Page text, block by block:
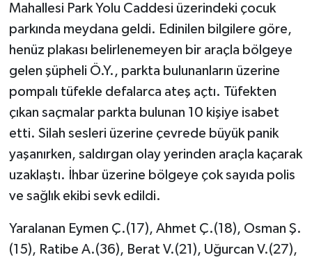
Mahallesi Park Yolu Caddesi üzerindeki çocuk
parkında meydana geldi. Edinilen bilgilere göre,
henüz plakası belirlenemeyen bir araçla bölgeye
gelen şüpheli Ö.Y., parkta bulunanların üzerine
pompalı tüfekle defalarca ateş açtı. Tüfekten
çıkan saçmalar parkta bulunan 10 kişiye isabet
etti. Silah sesleri üzerine çevrede büyük panik
yaşanırken, saldırgan olay yerinden araçla kaçarak
uzaklaştı. İhbar üzerine bölgeye çok sayıda polis
ve sağlık ekibi sevk edildi.
Yaralanan Eymen Ç.(17), Ahmet Ç.(18), Osman Ş.
(15), Ratibe A.(36), Berat V.(21), Uğurcan V.(27),